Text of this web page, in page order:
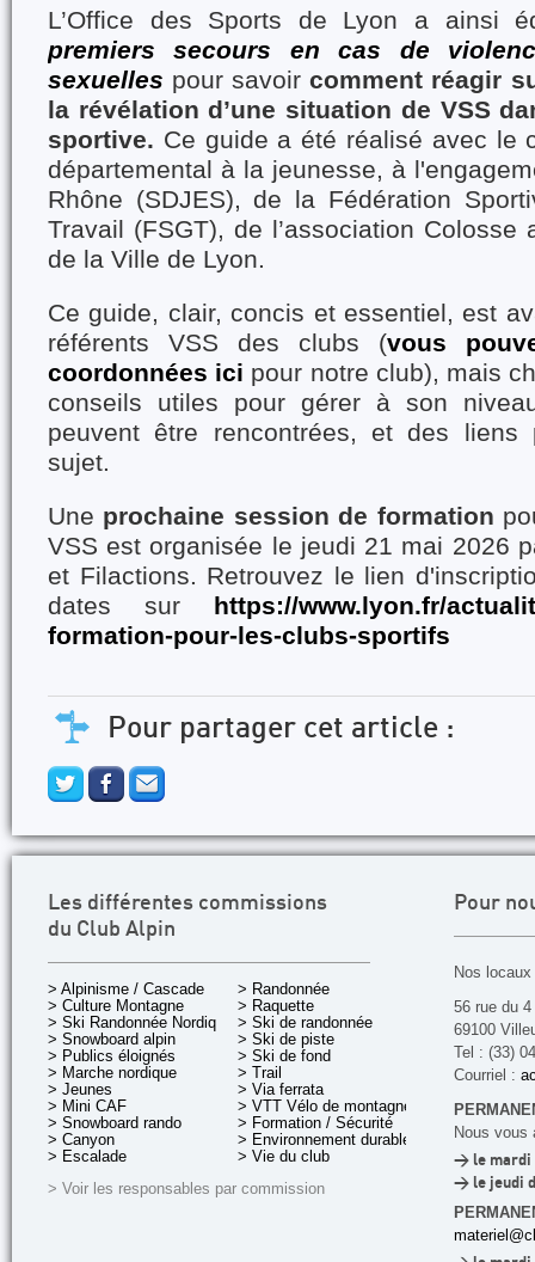
L’Office des Sports de Lyon a ainsi
premiers secours en cas de
sexuelles pour savoircomment réagir
la révélation d’une situation de VSS
sportive. Ce guide a été réalisé avec le
départemental à la jeunesse, à
Rhône (SDJES), de la Fédération
Travail (FSGT), de l’association Colosse
de la Ville de Lyon.
Ce guide, clair, concis et essentiel, est
référents VSS des clubs (vous
coordonnées ici pour notre club), mais
conseils utiles pour gérer à son
peuvent être rencontrées, et des liens
sujet.
Une prochaine session de formation
VSS est organisée le jeudi 21 mai 2026
et Filactions. Retrouvez le lien
dates sur https://www.lyon.fr/
formation-pour-les-clubs-sportifs
Pour partager cet article :
Les différentes commissions
du Club Alpin
> Alpinisme / Cascade
> Culture Montagne
> Ski Randonnée Nordique
> Snowboard alpin
> Publics éloignés
> Marche nordique
> Jeunes
> Mini CAF
> Snowboard rando
> Canyon
> Escalade
> Randonnée
> Raquette
> Ski de randonnée
> Ski de piste
> Ski de fond
> Trail
> Via ferrata
> VTT Vélo de montagne
> Formation / Sécurité
> Environnement durable
> Vie du club
> Voir les responsables par commission
Pour
Nos
56 rue du
69100
Tel : (33)
Courriel :
Nous vous
> le mardi
> le jeudi